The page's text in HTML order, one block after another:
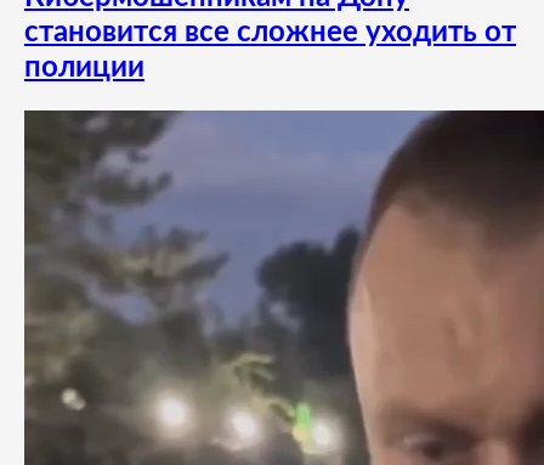
становится все сложнее уходить от
полиции